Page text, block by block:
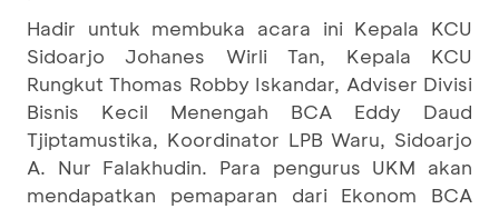
Hadir untuk membuka acara ini Kepala KCU
Sidoarjo Johanes Wirli Tan, Kepala KCU
Rungkut Thomas Robby Iskandar, Adviser Divisi
Bisnis Kecil Menengah BCA Eddy Daud
Tjiptamustika, Koordinator LPB Waru, Sidoarjo
A. Nur Falakhudin. Para pengurus UKM akan
mendapatkan pemaparan dari Ekonom BCA